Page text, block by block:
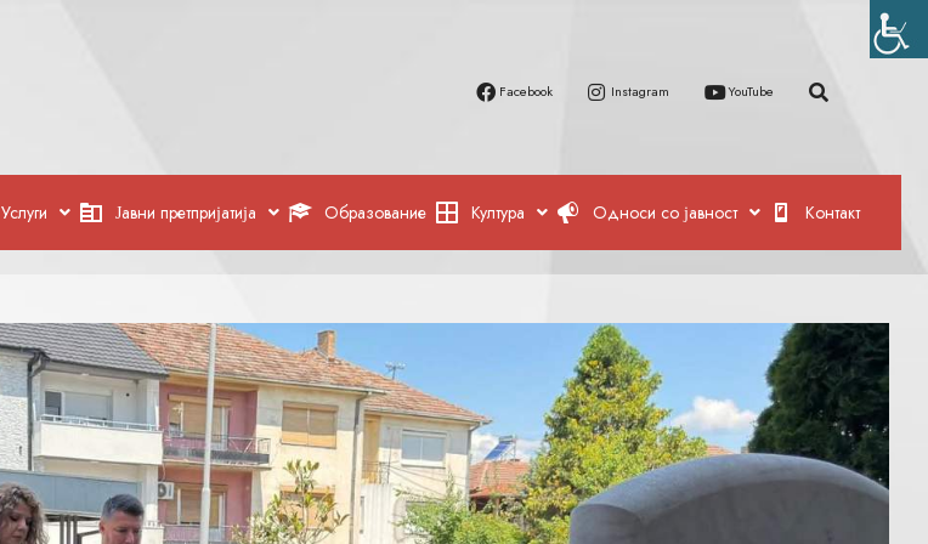
Facebook Instagram YouTube
Услуги Јавни претпријатија Образование Култура Односи со јавност Контакт